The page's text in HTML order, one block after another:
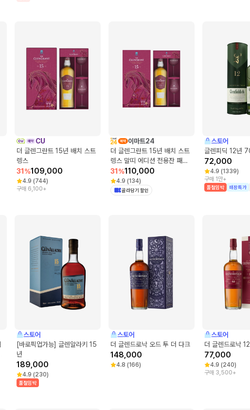
CU
더 글렌그란트 15년 배치 스트
렝스
31 %109,000
4.9 (744)
구매 6,100+
이마트24
더 글렌그란트 15년 배치 스트
렝스 말띠 에디션 전용잔 패키
지(스템노징 글라스 2개)
31 %110,000
4.9 (134)
골라담기 할인
스토어
글렌피딕 12년
72,000
4.9 (1339)
구매 1만+
품절임박 매장특가
스토어
[바로픽업가능] 글렌알라키 15
년
189,000
4.9 (230)
품절임박
스토어
더 글렌드로낙 오드 투 더 다크
148,000
4.8 (166)
스토어
더 글렌드로낙
77,000
4.9 (240)
구매 3,500+